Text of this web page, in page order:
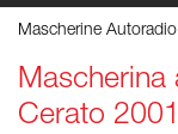
Mascherine Autoradio
Mascherina
Cerato